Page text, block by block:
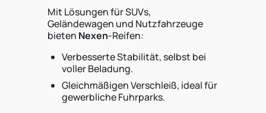
Mit Lösungen für SUVs,
Geländewagen und Nutzfahrzeuge
bieten Nexen-Reifen:
Verbesserte Stabilität, selbst bei
voller Beladung.
Gleichmäßigen Verschleiß, ideal für
gewerbliche Fuhrparks.